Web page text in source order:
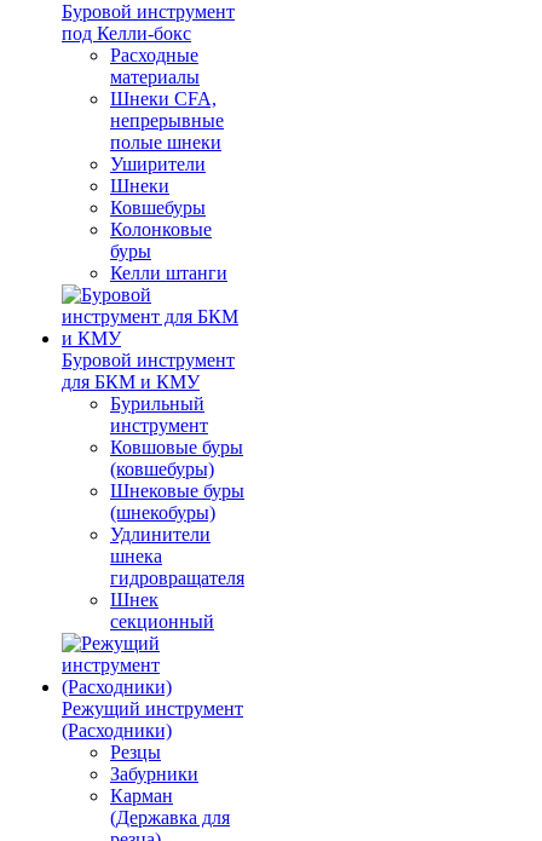
Буровой инструмент
под Келли-бокс
Расходные
материалы
Шнеки CFA,
непрерывные
полые шнеки
Уширители
Шнеки
Ковшебуры
Колонковые
буры
Келли штанги
Буровой инструмент
для БКМ и КМУ
Бурильный
инструмент
Ковшовые буры
(ковшебуры)
Шнековые буры
(шнекобуры)
Удлинители
шнека
гидровращателя
Шнек
секционный
Режущий инструмент
(Расходники)
Резцы
Забурники
Карман
(Державка для